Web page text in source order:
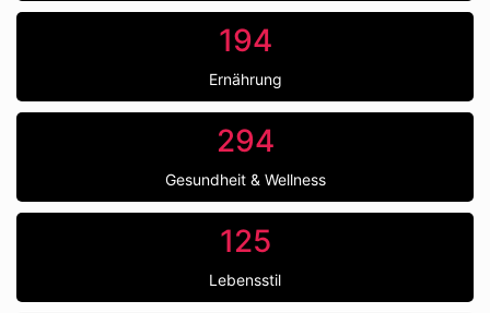
194
Ernährung
294
Gesundheit & Wellness
125
Lebensstil